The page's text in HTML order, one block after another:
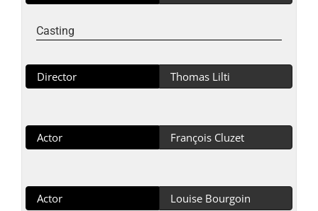
Casting
Director Thomas Lilti
Actor François Cluzet
Actor Louise Bourgoin